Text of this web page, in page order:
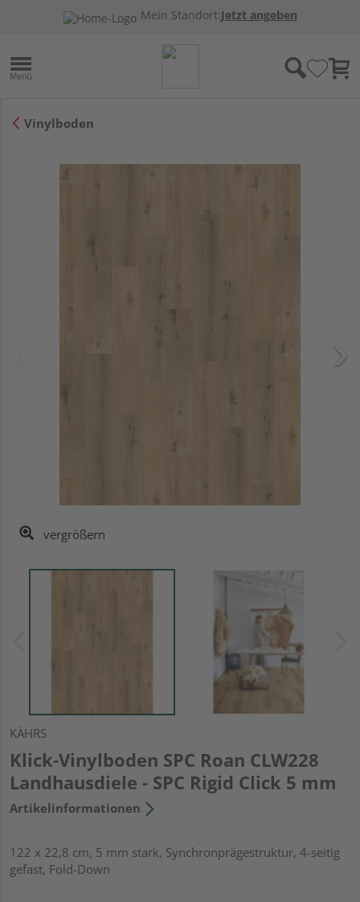
Mein Standort:Jetzt angeben
Vinylboden
vergrößern
KÄHRS
Klick-Vinylboden SPC Roan CLW228
Landhausdiele - SPC Rigid Click 5 mm
Artikelinformationen
122 x 22,8 cm, 5 mm stark, Synchronprägestruktur, 4-seitig
gefast, Fold-Down